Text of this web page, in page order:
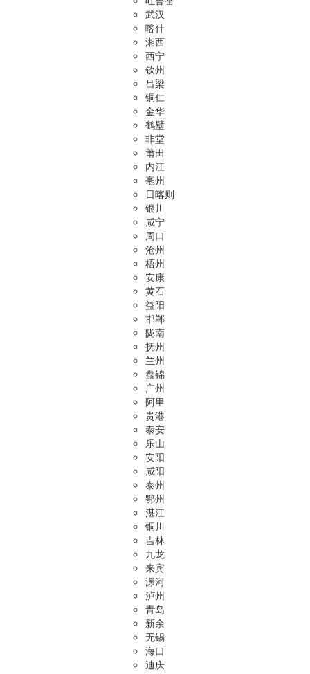
武汉
喀什
湘西
西宁
钦州
吕梁
铜仁
金华
鹤壁
非堂
莆田
内江
亳州
日喀则
银川
咸宁
周口
沧州
梧州
安康
黄石
益阳
邯郸
陇南
抚州
兰州
盘锦
广州
阿里
贵港
泰安
乐山
安阳
咸阳
泰州
鄂州
湛江
铜川
吉林
九龙
来宾
漯河
泸州
青岛
新余
无锡
海口
迪庆